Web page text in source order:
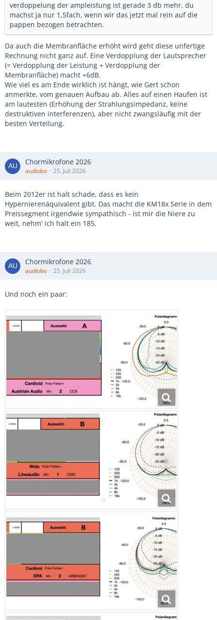
verdoppelung der ampleistung ist gerade 3 db mehr. du
machst ja nur 1,5fach, wenn wir das jetzt mal rein auf die
pappen bezogen betrachten.
Da auch die Membranfläche erhöht wird geht diese unfertige
Rechnung nicht ganz auf. Eine Verdopplung der Lautsprecher
(= Verdopplung der Leistung + Verdopplung der
Membranfläche) macht +6dB.
Wie viel es am Ende wirklich ist hängt, wie Gert schon
anmerkte, vom genauen Aufbau ab. Alles auf einen Haufen ist
am lautesten (Erhöhung der Strahlungsimpedanz, keine
destruktiven interferenzen), aber nicht zwangsläufig mit der
besten Verteilung.
Chormikrofone 2026
audiobo 25. Juli 2026
Beim 2012er ist halt schade, dass es kein
Hypernierenäquivalent gibt. Das macht die KM18x Serie in dem
Preissegment irgendwie sympathisch - ist mir die Niere zu
weit, nehm' ich halt ein 185,
Chormikrofone 2026
audiobo 25. Juli 2026
Und noch ein paar: